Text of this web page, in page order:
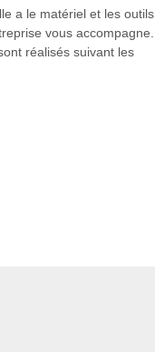
a le matériel et les outils
vous accompagne.
réalisés suivant les